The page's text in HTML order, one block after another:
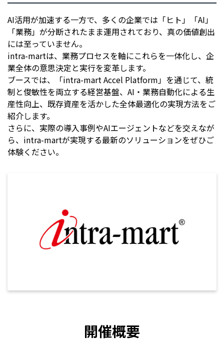
AI活用が加速する一方で、多くの企業では「ヒト」「AI」
「業務」が分断されたまま運用されており、真の価値創出
には至っていません。
intra-martは、業務プロセスを軸にこれらを一体化し、企
業全体の意思決定と実行を変革します。
ブースでは、「intra-mart Accel Platform」を通じて、統
制と俊敏性を両立する経営基盤、AI・業務自動化による生
産性向上、既存資産を活かした全体最適化の実現方法をご
紹介します。
さらに、実際の導入事例やAIエージェントなどを交えなが
ら、intra-martが実現する最新のソリューションをぜひご
体験ください。
開催概要